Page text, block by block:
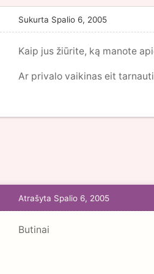
Sukurta Spalio 6, 2005
Kaip jus žiūrite, ką manote
Ar privalo vaikinas eit
Atrašyta Spalio 6, 2005
Butinai